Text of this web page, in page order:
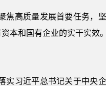
焦高质量发展首要任务，
本和国有企业的实干实效。
实习近平总书记关于中央